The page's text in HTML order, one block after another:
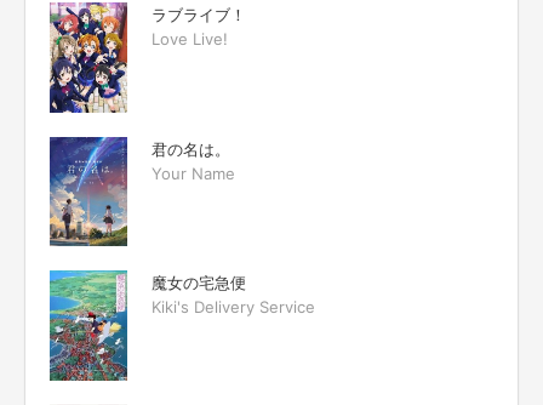
ラブライブ！
Love Live!
君の名は。
Your Name
魔女の宅急便
Kiki's Delivery Service